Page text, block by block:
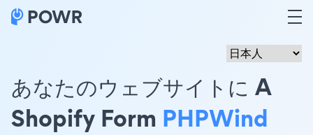
あなたのウェブサイトに A
Shopify Form PHPWind